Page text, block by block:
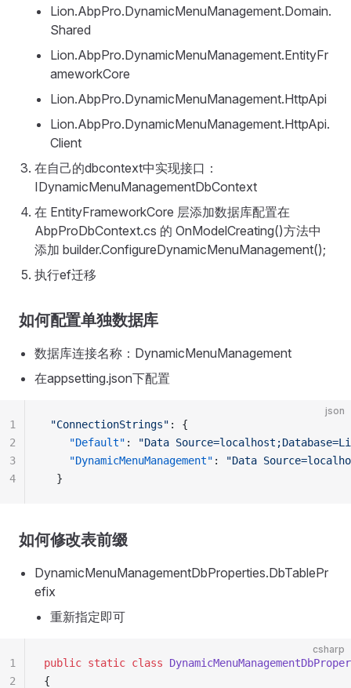
Lion.AbpPro.DynamicMenuManagement.Domain.
Shared
Lion.AbpPro.DynamicMenuManagement.EntityFr
ameworkCore
Lion.AbpPro.DynamicMenuManagement.HttpApi
Lion.AbpPro.DynamicMenuManagement.HttpApi.
Client
在自己的dbcontext中实现接口：
IDynamicMenuManagementDbContext
在 EntityFrameworkCore 层添加数据库配置在
AbpProDbContext.cs 的 OnModelCreating()方法中
添加 builder.ConfigureDynamicMenuManagement();
执行ef迁移
如何配置单独数据库
数据库连接名称：DynamicMenuManagement
在appsetting.json下配置
json
"ConnectionStrings" : {
    "Default"
:
"Data
    "DynamicMenuManagement"
:
"Data
  }
1
2
3
4
如何修改表前缀
DynamicMenuManagementDbProperties.DbTablePr
efix
重新指定即可
csharp
public static class
{
1
2